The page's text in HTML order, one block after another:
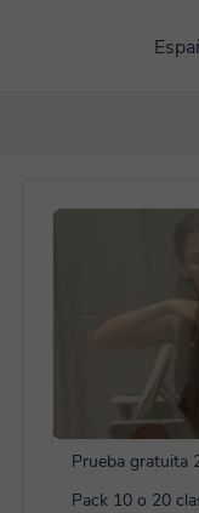
Prueba gratuita
Pack 10 o 20